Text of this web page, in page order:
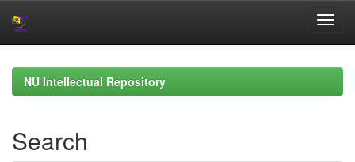
navigationNU Intellectual Repository
Search